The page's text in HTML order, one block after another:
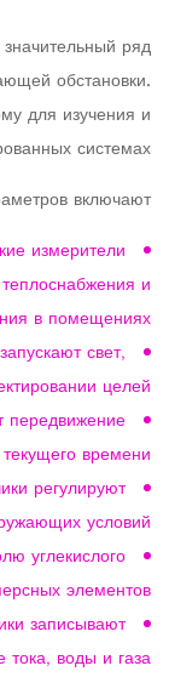
ряд
обстановки.
для изучения и
системах.
включают:
измерители
и
в помещениях.
свет,
целей.
времени.
регулируют
условий.
углекислого
элементов.
записывают
тока, воды и газа.